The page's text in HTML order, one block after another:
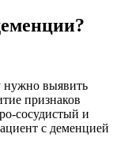
нужно выявить
признаков
сосудистый и
с деменцией